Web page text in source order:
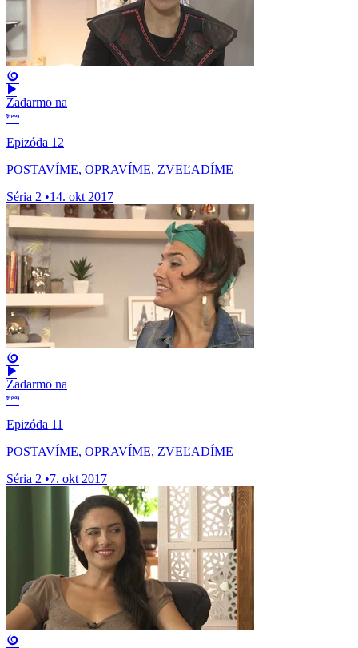
Zadarmo na
Epizóda 12
POSTAVÍME, OPRAVÍME, ZVEĽADÍME
Séria 2 •14. okt 2017
Zadarmo na
Epizóda 11
POSTAVÍME, OPRAVÍME, ZVEĽADÍME
Séria 2 •7. okt 2017